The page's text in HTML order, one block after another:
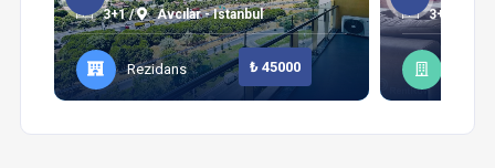
3+1 / Avcılar - Istanbul
Rezidans ₺ 45000
3+1 /